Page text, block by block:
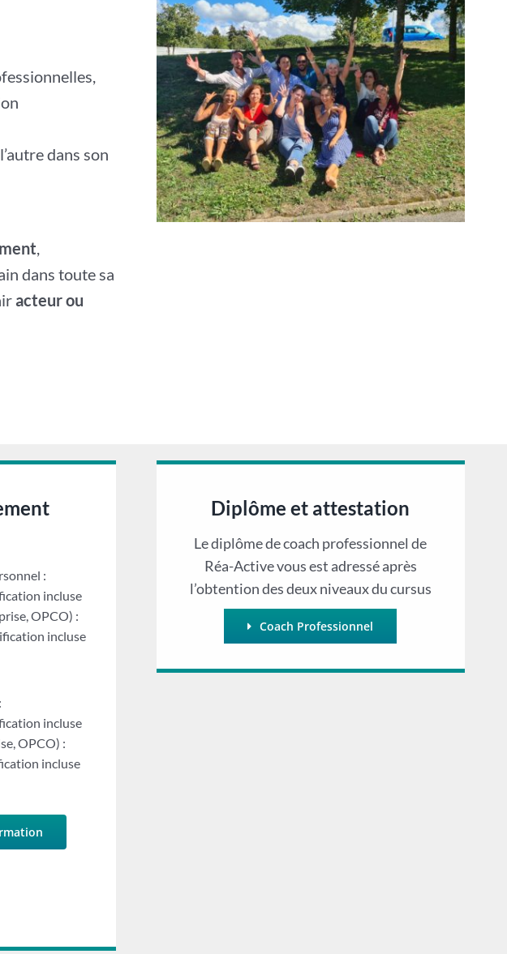
dans son
,
dans toute sa
acteur ou
:
incluse
OPCO) :
incluse
incluse
OPCO) :
incluse
Diplôme et attestation
Le diplôme de coach professionnel de
Réa-Active vous est adressé après
l’obtention des deux niveaux du cursus
Coach Professionnel